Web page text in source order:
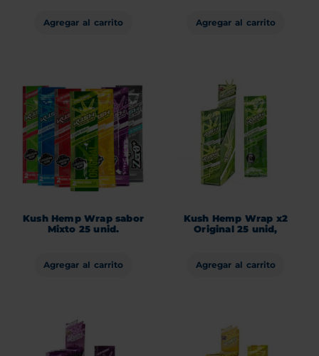
Agregar al carrito Agregar al carrito
Kush Hemp Wrap sabor
Mixto 25 unid.
Agregar al carrito
Kush Hemp Wrap x2
Original 25 unid,
Agregar al carrito